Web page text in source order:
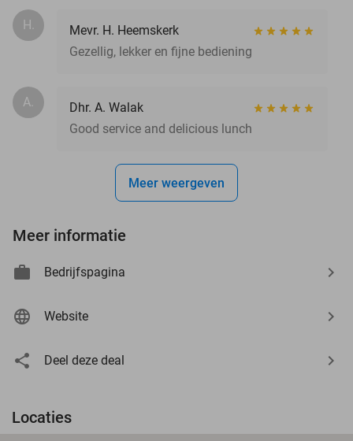
H.
Mevr. H. Heemskerk
Gezellig, lekker en fijne bediening
A.
Dhr. A. Walak
Good service and delicious lunch
Meer weergeven
Meer informatie
Bedrijfspagina
Website
Deel deze deal
Locaties